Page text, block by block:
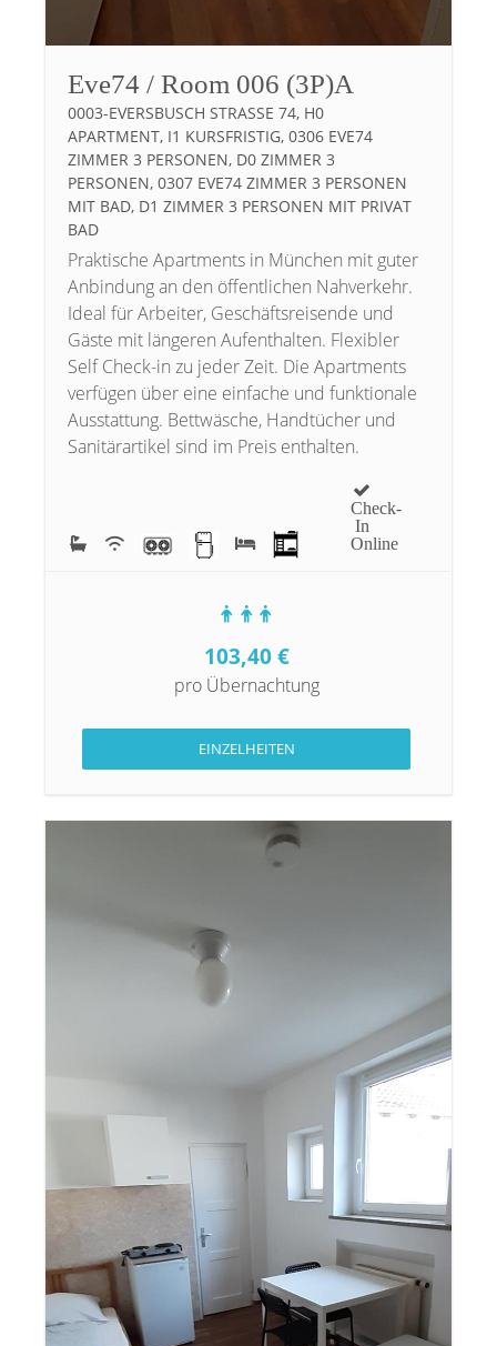
Eve74 / Room 006 (3P)A
0003-EVERSBUSCH STRASSE 74, H0 A
PARTMENT, I1 KURSFRISTIG, 0306 EVE74 Z
IMMER 3 PERSONEN, D0 ZIMMER 3 P
ERSONEN, 0307 EVE74 ZIMMER 3 PERSONEN M
IT BAD, D1 ZIMMER 3 PERSONEN MIT PRIVAT B
AD
Praktische Apartments in München mit guter
Anbindung an den öffentlichen Nahverkehr.
Ideal für Arbeiter, Geschäftsreisende und
Gäste mit längeren Aufenthalten. Flexibler
Self Check-in zu jeder Zeit. Die Apartments
verfügen über eine einfache und funktionale
Ausstattung. Bettwäsche, Handtücher und
Sanitärartikel sind im Preis enthalten.
Check-
In
Online
103,40 €
pro Übernachtung
EINZELHEITEN